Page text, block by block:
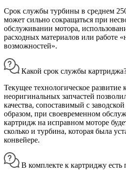
Срок службы турбины в среднем
может сильно сокращаться при
обслуживании мотора,
расходных материалов или работе
возможностей».
Какой срок службы
Текущее технологическое
неоригинальных запчастей
качества, сопоставимый с
образом, при своевременном
картридж на исправном моторе
сколько и турбина, которая была
конвейере.
В комплекте к картриджу есть